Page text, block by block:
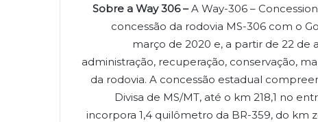
Sobre a Way 306 –A Way-306 –
concessão da rodovia MS-306 com o
março de 2020 e, a partir de 22 de
administração, recuperação, conservação,
da rodovia. A concessão estadual
Divisa de MS/MT, até o km 218,1 no
incorpora 1,4 quilômetro da BR-359, do km